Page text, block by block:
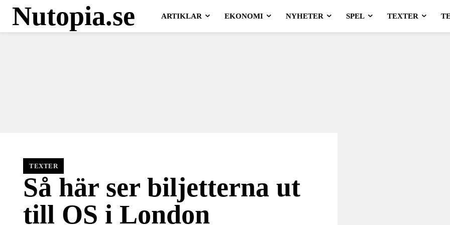
Nutopia.se ARTIKLAR EKONOMI NYHETER SPEL TEXTER
TEXTER
Så här ser biljetterna ut
till OS i London